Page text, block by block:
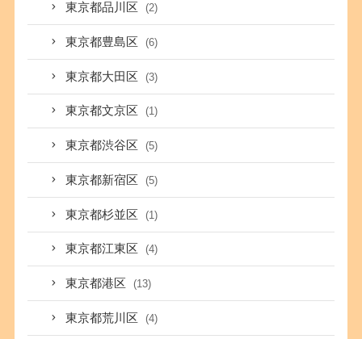
東京都品川区 (2)
東京都豊島区 (6)
東京都大田区 (3)
東京都文京区 (1)
東京都渋谷区 (5)
東京都新宿区 (5)
東京都杉並区 (1)
東京都江東区 (4)
東京都港区 (13)
東京都荒川区 (4)